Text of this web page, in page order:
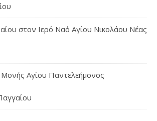
στον Ιερό Ναό Αγίου Νικολάου Νέας
Μονής Αγίου Παντελεήμονος